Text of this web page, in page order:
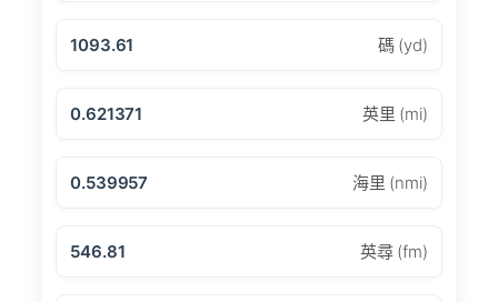
1093.61 碼 (yd)
0.621371 英里 (mi)
0.539957 海里 (nmi)
546.81 英尋 (fm)